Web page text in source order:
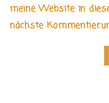
(optional)
meine Website in
nächste